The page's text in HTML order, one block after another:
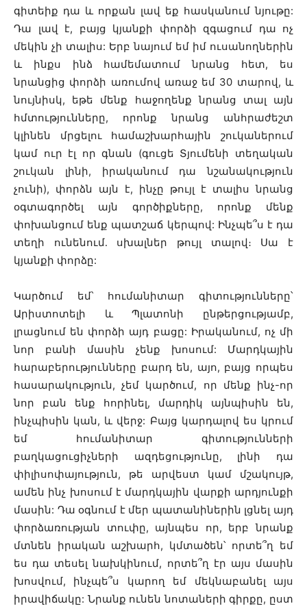
գիտեիք դա և որքան լավ եք հասկանում նյութը:
Դա լավ է, բայց կյանքի փորձի զգացում դա ոչ
մեկին չի տալիս: Երբ նայում եմ իմ ուսանողներին
և ինքս ինձ համեմատում նրանց հետ, ես
նրանցից փորձի առումով առաջ եմ 30 տարով, և
նույնիսկ, եթե մենք հաջողենք նրանց տալ այն
հմտությունները, որոնք նրանց անհրաժեշտ
կլինեն մրցելու համաշխարհային շուկաներում
կամ ուր էլ որ գնան (գուցե Տյումենի տեղական
շուկան լինի, իրականում դա նշանակություն
չունի), փորձն այն է, ինչը թույլ է տալիս նրանց
օգտագործել այն գործիքները, որոնք մենք
փոխանցում ենք պատշաճ կերպով: Ինչպե՞ս է դա
տեղի ունենում․ սխալներ թույլ տալով։ Սա է
կյանքի փորձը:
Կարծում եմ՝ հումանիտար գիտությունները՝
Արիստոտելի և Պլատոնի ընթերցությամբ,
լրացնում են փորձի այդ բացը: Իրականում, ոչ մի
նոր բանի մասին չենք խոսում: Մարդկային
հարաբերությունները բարդ են, այո, բայց որպես
հասարակություն, չեմ կարծում, որ մենք ինչ-որ
նոր բան ենք հորինել, մարդիկ այնպիսին են,
ինչպիսին կան, և վերջ: Բայց կարդալով ես կրում
եմ հումանիտար գիտությունների
բաղկացուցիչների ազդեցությունը, լինի դա
փիլիսոփայություն, թե արվեստ կամ մշակույթ,
ամեն ինչ խոսում է մարդկային վարքի արդյունքի
մասին: Դա օգնում է մեր պատանիներին լցնել այդ
փորձառության տուփը, այնպես որ, երբ նրանք
մտնեն իրական աշխարհ, կմտածեն՝ որտե՞ղ եմ
ես դա տեսել նախկինում, որտե՞ղ էր այս մասին
խոսվում, ինչպե՞ս կարող եմ մեկնաբանել այս
իրավիճակը: Նրանք ունեն նոտաների գիրքը, ըստ